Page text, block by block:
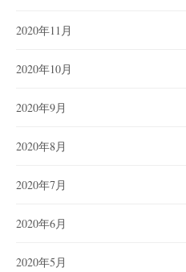
2020年11月
2020年10月
2020年9月
2020年8月
2020年7月
2020年6月
2020年5月